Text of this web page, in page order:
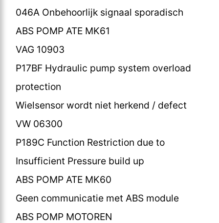
046A Onbehoorlijk signaal sporadisch
ABS POMP ATE MK61
VAG 10903
P17BF Hydraulic pump system overload
protection
Wielsensor wordt niet herkend / defect
VW 06300
P189C Function Restriction due to
Insufficient Pressure build up
ABS POMP ATE MK60
Geen communicatie met ABS module
ABS POMP MOTOREN